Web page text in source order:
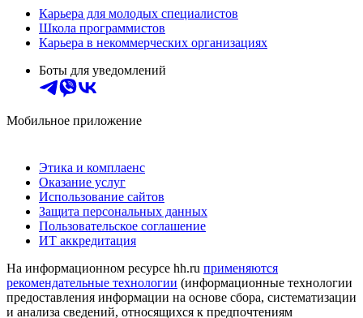
Карьера для молодых специалистов
Школа программистов
Карьера в некоммерческих организациях
Боты для уведомлений
Мобильное приложение
Этика и комплаенс
Оказание услуг
Использование сайтов
Защита персональных данных
Пользовательское соглашение
ИТ аккредитация
На информационном ресурсе hh.ru применяются
рекомендательные технологии (информационные технологии
предоставления информации на основе сбора, систематизации
и анализа сведений, относящихся к предпочтениям